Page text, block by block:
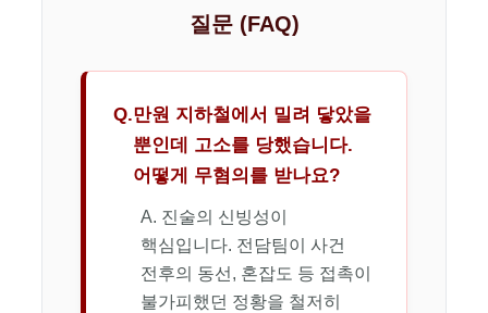
질문 (FAQ)
Q.만원 지하철에서 밀려 닿았을
뿐인데 고소를 당했습니다.
어떻게 무혐의를 받나요?
A. 진술의 신빙성이
핵심입니다. 전담팀이 사건
전후의 동선, 혼잡도 등 접촉이
불가피했던 정황을 철저히